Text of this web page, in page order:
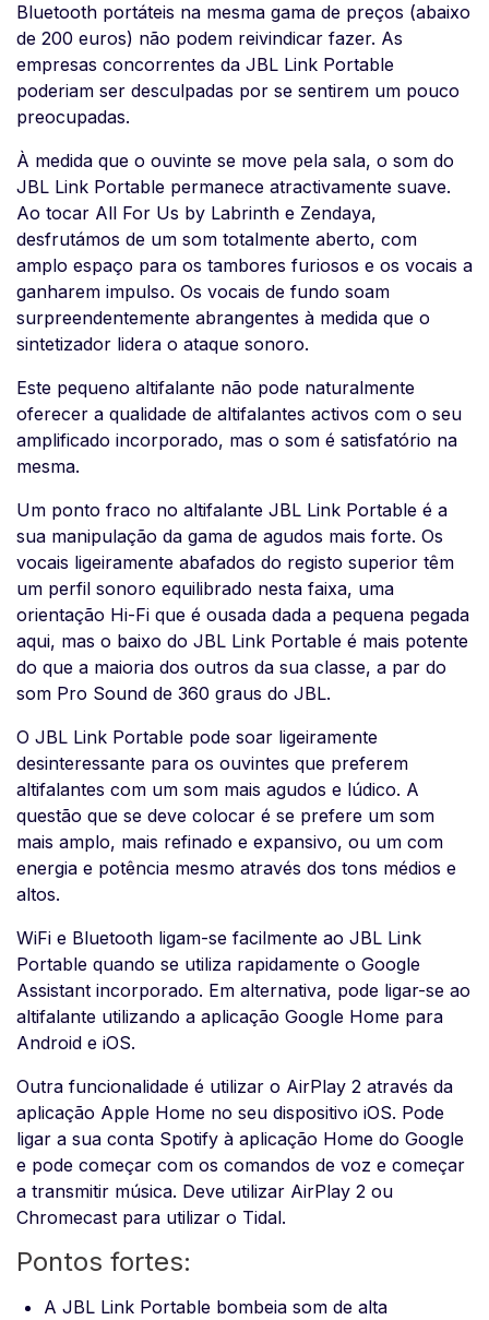
Bluetooth portáteis na mesma gama de preços (abaixo
de 200 euros) não podem reivindicar fazer. As
empresas concorrentes da JBL Link Portable
poderiam ser desculpadas por se sentirem um pouco
preocupadas.
À medida que o ouvinte se move pela sala, o som do
JBL Link Portable permanece atractivamente suave.
Ao tocar All For Us by Labrinth e Zendaya,
desfrutámos de um som totalmente aberto, com
amplo espaço para os tambores furiosos e os vocais a
ganharem impulso. Os vocais de fundo soam
surpreendentemente abrangentes à medida que o
sintetizador lidera o ataque sonoro.
Este pequeno altifalante não pode naturalmente
oferecer a qualidade de altifalantes activos com o seu
amplificado incorporado, mas o som é satisfatório na
mesma.
Um ponto fraco no altifalante JBL Link Portable é a
sua manipulação da gama de agudos mais forte. Os
vocais ligeiramente abafados do registo superior têm
um perfil sonoro equilibrado nesta faixa, uma
orientação Hi-Fi que é ousada dada a pequena pegada
aqui, mas o baixo do JBL Link Portable é mais potente
do que a maioria dos outros da sua classe, a par do
som Pro Sound de 360 graus do JBL.
O JBL Link Portable pode soar ligeiramente
desinteressante para os ouvintes que preferem
altifalantes com um som mais agudos e lúdico. A
questão que se deve colocar é se prefere um som
mais amplo, mais refinado e expansivo, ou um com
energia e potência mesmo através dos tons médios e
altos.
WiFi e Bluetooth ligam-se facilmente ao JBL Link
Portable quando se utiliza rapidamente o Google
Assistant incorporado. Em alternativa, pode ligar-se ao
altifalante utilizando a aplicação Google Home para
Android e iOS.
Outra funcionalidade é utilizar o AirPlay 2 através da
aplicação Apple Home no seu dispositivo iOS. Pode
ligar a sua conta Spotify à aplicação Home do Google
e pode começar com os comandos de voz e começar
a transmitir música. Deve utilizar AirPlay 2 ou
Chromecast para utilizar o Tidal.
Pontos fortes:
A JBL Link Portable bombeia som de alta